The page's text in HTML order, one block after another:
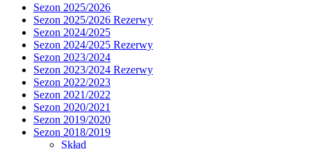
Sezon 2025/2026
Sezon 2025/2026 Rezerwy
Sezon 2024/2025
Sezon 2024/2025 Rezerwy
Sezon 2023/2024
Sezon 2023/2024 Rezerwy
Sezon 2022/2023
Sezon 2021/2022
Sezon 2020/2021
Sezon 2019/2020
Sezon 2018/2019
Skład